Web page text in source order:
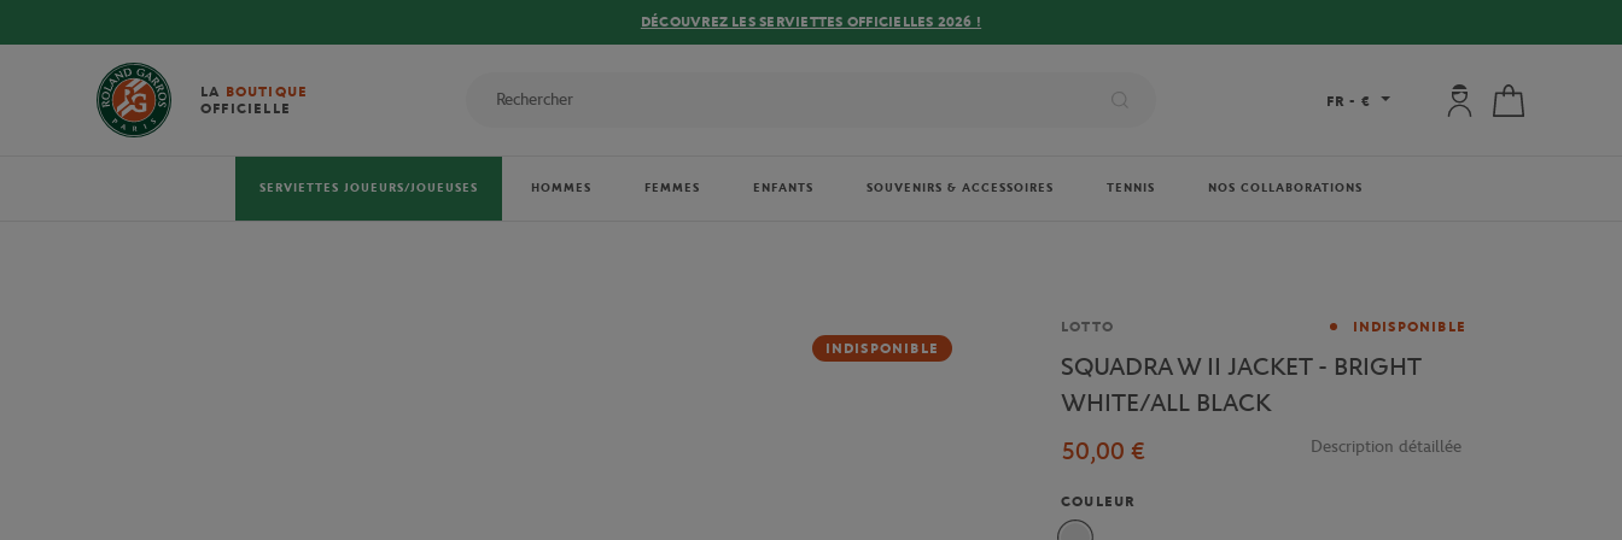
DÉCOUVREZ LES SERVIETTES OFFICIELLES 2026 !
LA BOUTIQUE
OFFICIELLE
FR - € Mon compte : se
SERVIETTES JOUEURS/JOUEUSES HOMMES FEMMES ENFANTS SOUVENIRS & ACCESSOIRES TENNIS NOS COLLABORATIONS
INDISPONIBLE
Marque
LOTTO INDISPONIBLE
SQUADRA W II JACKET - BRIGHT
WHITE/ALL BLACK
50,00 €
Description détaillée
COULEUR